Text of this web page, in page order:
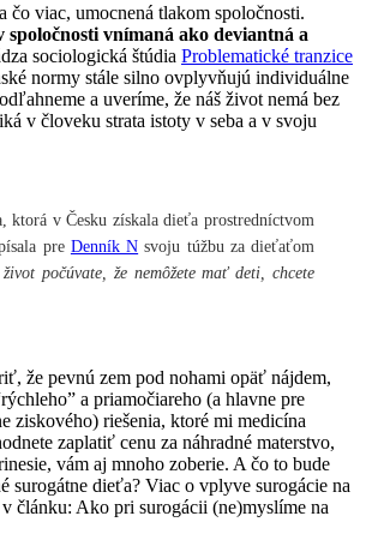
čo viac, umocnená tlakom spoločnosti.
spoločnosti vnímaná ako deviantná a
sociologická štúdia Problematické tranzice
normy stále silno ovplyvňujú individuálne
a uveríme, že náš život nemá bez
v človeku strata istoty v seba a v svoju
ktorá v Česku získala dieťa prostredníctvom
pre Denník N svoju túžbu za dieťaťom
počúvate, že nemôžete mať deti, chcete
že pevnú zem pod nohami opäť nájdem,
a priamočiareho (a hlavne pre
ziskového) riešenia, ktoré mi medicína
zaplatiť cenu za náhradné materstvo,
vám aj mnoho zoberie. A čo to bude
surogátne dieťa? Viac o vplyve surogácie na
článku: Ako pri surogácii (ne)myslíme na